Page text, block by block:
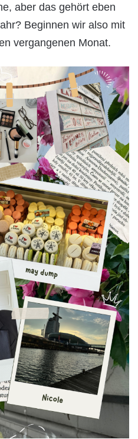
aber das gehört eben
Beginnen wir also mit
vergangenen Monat.